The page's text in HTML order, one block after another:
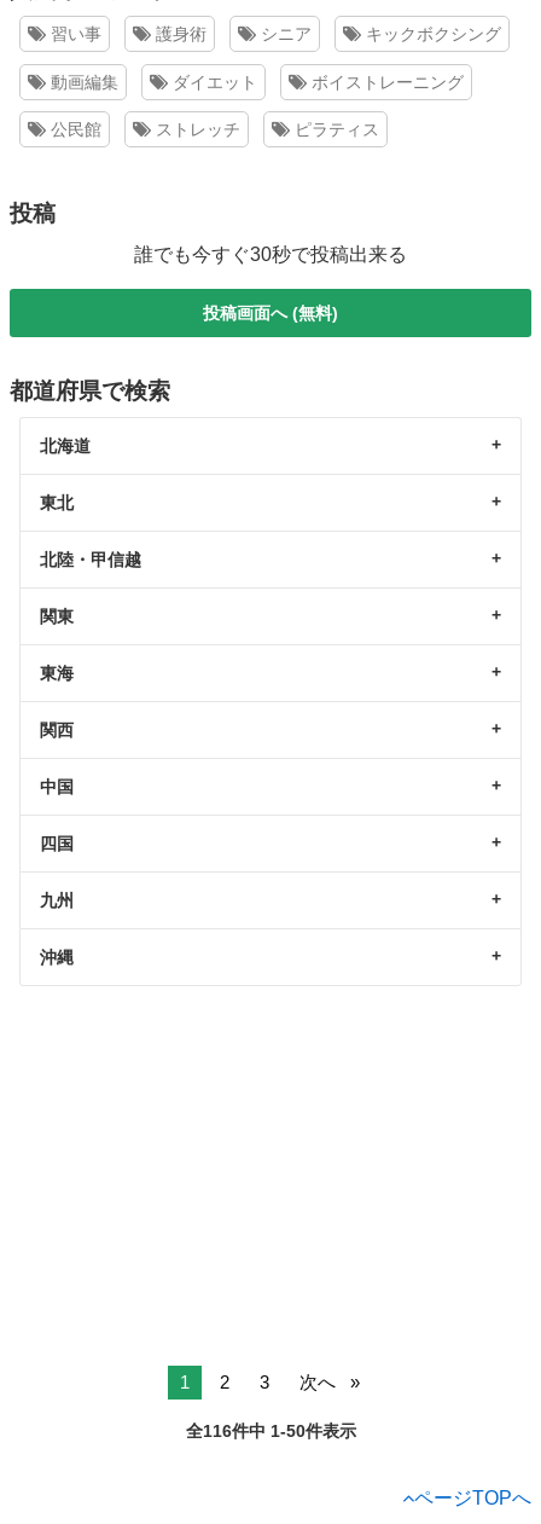
習い事 護身術 シニア キックボクシング
動画編集 ダイエット ボイストレーニング
公民館 ストレッチ ピラティス
投稿
誰でも今すぐ30秒で投稿出来る
投稿画面へ (無料)
都道府県で検索
北海道
東北
北陸・甲信越
関東
東海
関西
中国
四国
九州
沖縄
1 2 3 次へ
全116件中 1-50件表示
ページTOPへ